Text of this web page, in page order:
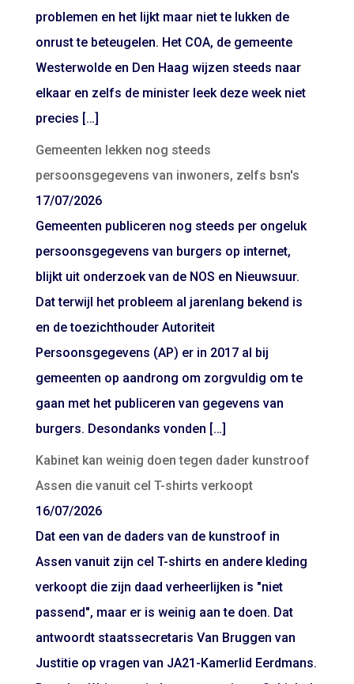
problemen en het lijkt maar niet te lukken de
onrust te beteugelen. Het COA, de gemeente
Westerwolde en Den Haag wijzen steeds naar
elkaar en zelfs de minister leek deze week niet
precies […]
Gemeenten lekken nog steeds
persoonsgegevens van inwoners, zelfs bsn's
17/07/2026
Gemeenten publiceren nog steeds per ongeluk
persoonsgegevens van burgers op internet,
blijkt uit onderzoek van de NOS en Nieuwsuur.
Dat terwijl het probleem al jarenlang bekend is
en de toezichthouder Autoriteit
Persoonsgegevens (AP) er in 2017 al bij
gemeenten op aandrong om zorgvuldig om te
gaan met het publiceren van gegevens van
burgers. Desondanks vonden […]
Kabinet kan weinig doen tegen dader kunstroof
Assen die vanuit cel T-shirts verkoopt
16/07/2026
Dat een van de daders van de kunstroof in
Assen vanuit zijn cel T-shirts en andere kleding
verkoopt die zijn daad verheerlijken is "niet
passend", maar er is weinig aan te doen. Dat
antwoordt staatssecretaris Van Bruggen van
Justitie op vragen van JA21-Kamerlid Eerdmans.